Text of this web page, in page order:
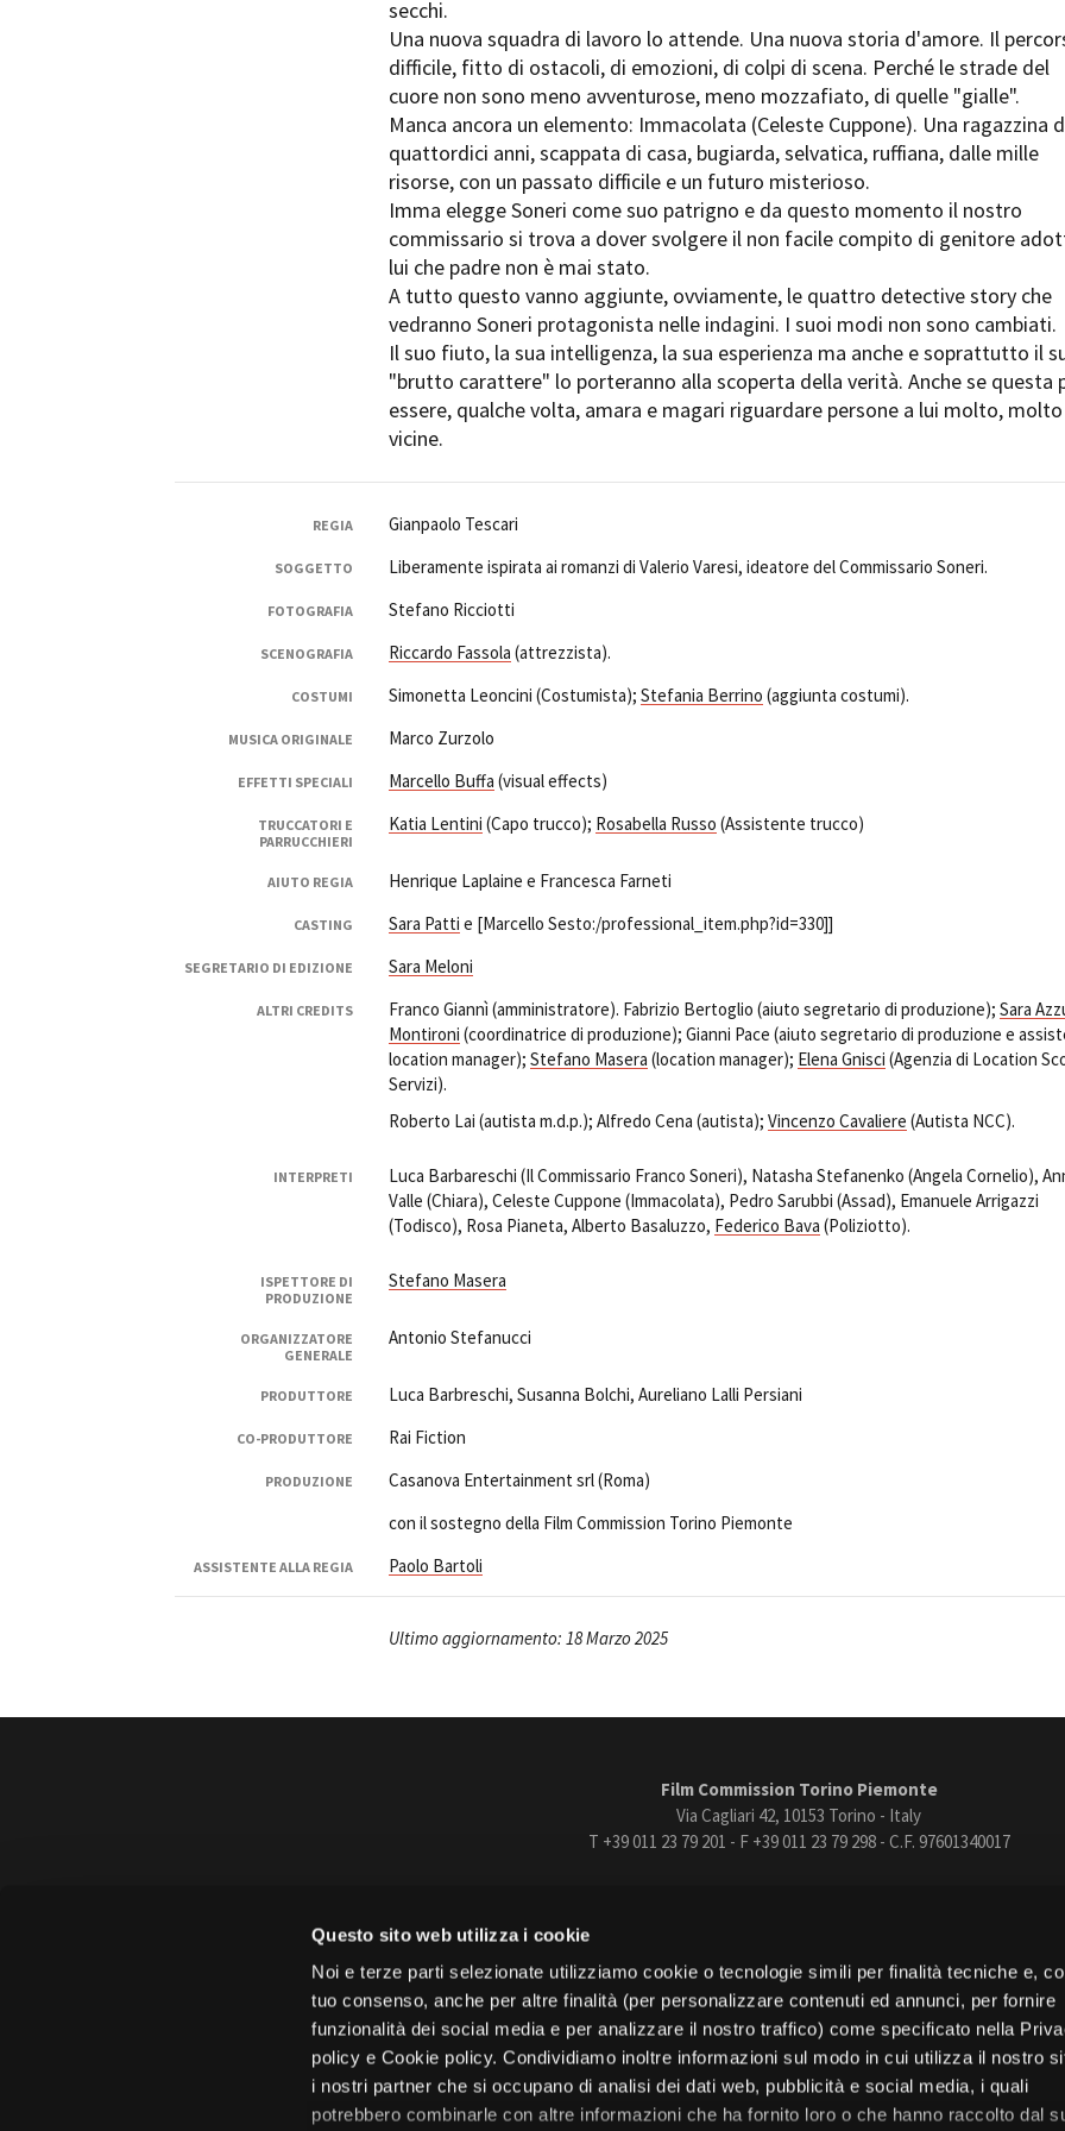
Questo sito web utilizza i cookie
Noi e terze parti selezionate utilizziamo cookie o tecnologie simili per finalità tecniche e,
tuo consenso, anche per altre finalità (per personalizzare contenuti ed annunci, per fornire
funzionalità dei social media e per analizzare il nostro traffico) come specificato nella
policy e Cookie policy. Condividiamo inoltre informazioni sul modo in cui utilizza il nostro
i nostri partner che si occupano di analisi dei dati web, pubblicità e social media, i quali
potrebbero combinarle con altre informazioni che ha fornito loro o che hanno raccolto dal
Rete regionale
Bilancio sociale
Amministrazione trasparente
Bandi e gare
Sostenibilità ambientale
Servizi generali
Location scouting
Spazi nella sede FCTP
Sala Casting
Sala Paolo Tenna
FILM FUNDS
Piemonte Film Tv Fund
Piemonte Film Tv Development Fund
Piemonte Doc Film Fund
LOCATION GUIDE
FILM DATABASE
BOOK DATABASE
NEWS
EVENTI, SPECIALI
Anteprime in Piemonte
TFI Torino Film Industry - Production
Days
Ciak in TOur!
Locarno
Mostra
Toronto
Festa
David di
Nastri
Elenco
Amministrazione trasparente Bandi e gare Contatti Privacy Cookie policy Whistleblowing
secchi.
Una nuova squadra di lavoro lo attende. Una nuova storia d'amore. Il
difficile, fitto di ostacoli, di emozioni, di colpi di scena. Perché le strade del
cuore non sono meno avventurose, meno mozzafiato, di quelle "gialle".
Manca ancora un elemento: Immacolata (Celeste Cuppone). Una ragazzina
quattordici anni, scappata di casa, bugiarda, selvatica, ruffiana, dalle mille
risorse, con un passato difficile e un futuro misterioso.
Imma elegge Soneri come suo patrigno e da questo momento il nostro
commissario si trova a dover svolgere il non facile compito di genitore
lui che padre non è mai stato.
A tutto questo vanno aggiunte, ovviamente, le quattro detective story che
vedranno Soneri protagonista nelle indagini. I suoi modi non sono cambiati.
Il suo fiuto, la sua intelligenza, la sua esperienza ma anche e soprattutto il
"brutto carattere" lo porteranno alla scoperta della verità. Anche se questa
essere, qualche volta, amara e magari riguardare persone a lui molto, molto
vicine.
REGIA Gianpaolo Tescari
SOGGETTO Liberamente ispirata ai romanzi di Valerio Varesi, ideatore del Commissario Soneri.
FOTOGRAFIA Stefano Ricciotti
SCENOGRAFIA Riccardo Fassola (attrezzista).
COSTUMI Simonetta Leoncini (Costumista); Stefania Berrino (aggiunta costumi).
MUSICA ORIGINALE Marco Zurzolo
EFFETTI SPECIALI Marcello Buffa (visual effects)
TRUCCATORI E
PARRUCCHIERI
Katia Lentini (Capo trucco); Rosabella Russo (Assistente trucco)
AIUTO REGIA Henrique Laplaine e Francesca Farneti
CASTING Sara Patti e [Marcello Sesto:/professional_item.php?id=330]]
SEGRETARIO DI EDIZIONE Sara Meloni
ALTRI CREDITS Franco Giannì (amministratore). Fabrizio Bertoglio (aiuto segretario di produzione); Sara
Montironi (coordinatrice di produzione); Gianni Pace (aiuto segretario di produzione e
location manager); Stefano Masera (location manager); Elena Gnisci (Agenzia di Location
Servizi).
Roberto Lai (autista m.d.p.); Alfredo Cena (autista); Vincenzo Cavaliere (Autista NCC).
INTERPRETI
Luca Barbareschi (Il Commissario Franco Soneri), Natasha Stefanenko (Angela Cornelio),
Valle (Chiara), Celeste Cuppone (Immacolata), Pedro Sarubbi (Assad), Emanuele Arrigazzi
(Todisco), Rosa Pianeta, Alberto Basaluzzo, Federico Bava (Poliziotto).
ISPETTORE DI
PRODUZIONE
Stefano Masera
ORGANIZZATORE
GENERALE
Antonio Stefanucci
PRODUTTORE Luca Barbreschi, Susanna Bolchi, Aureliano Lalli Persiani
CO-PRODUTTORE Rai Fiction
PRODUZIONE
Casanova Entertainment srl (Roma)
con il sostegno della Film Commission Torino Piemonte
ASSISTENTE ALLA REGIA Paolo Bartoli
Ultimo aggiornamento: 18 Marzo 2025
Film Commission Torino Piemonte
Via Cagliari 42, 10153 Torino - Italy
T +39 011 23 79 201 - F +39 011 23 79 298 - C.F. 97601340017
FacebookInstagramYoutubeVimeo
Città di Torino Regione Piemonte